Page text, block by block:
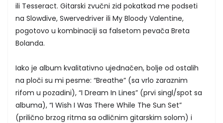
ili Tesseract. Gitarski zvučni zid pokatkad me podseti
na Slowdive, Swervedriver ili My Bloody Valentine,
pogotovo u kombinaciji sa falsetom pevača Breta
Bolanda.
Iako je album kvalitativno ujednačen, bolje od ostalih
na ploči su mi pesme: “Breathe” (sa vrlo zaraznim
rifom u pozadini), “I Dream In Lines” (prvi singl/spot sa
albuma), “I Wish I Was There While The Sun Set”
(prilično brzog ritma sa odličnim gitarskim solom) i